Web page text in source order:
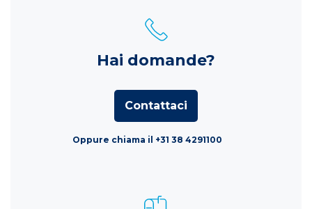
Hai domande?
Contattaci
Oppure chiama il +31 38 4291100